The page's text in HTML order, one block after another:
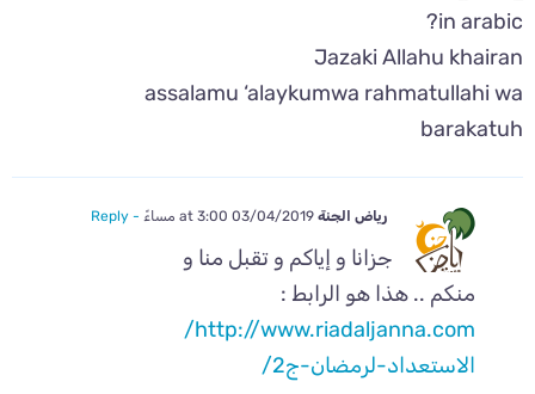
in arabic?
Jazaki Allahu khairan
assalamu ‘alaykumwa rahmatullahi wa
barakatuh
رياض الجنة03/04/2019 at 3:00 مساءً - Reply
جزانا و إياكم و تقبل منا و
منكم .. هذا هو الرابط :
http://www.riadaljanna.com/
الاستعداد-لرمضان-ج2/